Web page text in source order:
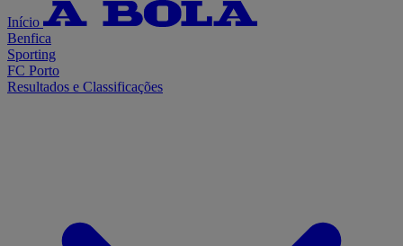
Início
Benfica
Sporting
FC Porto
Resultados e Classificações